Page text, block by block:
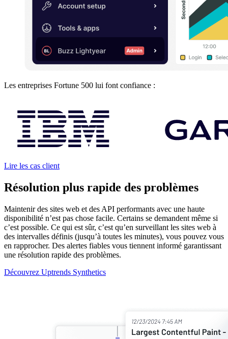
Les entreprises Fortune 500 lui font confiance :
Lire les cas client
Résolution plus rapide des problèmes
Maintenir des sites web et des API performants avec une haute
disponibilité n’est pas chose facile. Certains se demandent même si
c’est possible. Ce qui est sûr, c’est qu’en surveillant les sites web à
des intervalles définis (jusqu’à toutes les minutes), vous pouvez vous
en rapprocher. Des alertes fiables vous tiennent informé garantissant
une résolution rapide des problèmes.
Découvrez Uptrends Synthetics